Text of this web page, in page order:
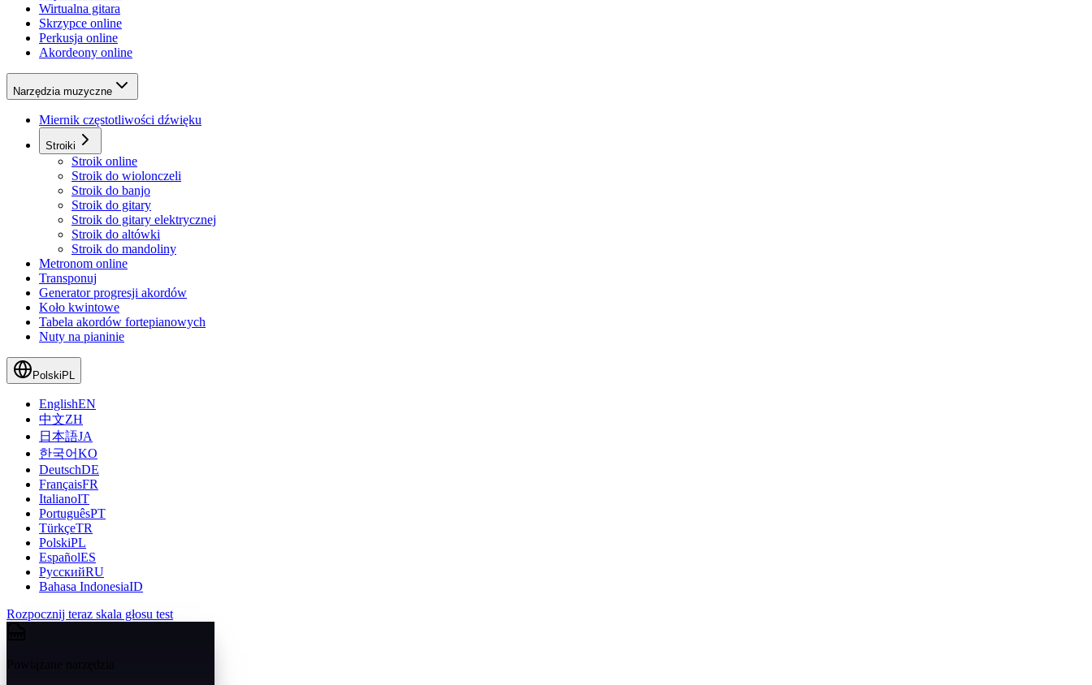
Wirtualna gitara
Skrzypce online
Perkusja online
Akordeony online
Narzędzia muzyczne
Miernik częstotliwości dźwięku
Stroiki
Stroik online
Stroik do wiolonczeli
Stroik do banjo
Stroik do gitary
Stroik do gitary elektrycznej
Stroik do altówki
Stroik do mandoliny
Metronom online
Transponuj
Generator progresji akordów
Koło kwintowe
Tabela akordów fortepianowych
Nuty na pianinie
Polski PL
EnglishEN
中文ZH
日本語JA
한국어KO
DeutschDE
FrançaisFR
ItalianoIT
PortuguêsPT
TürkçeTR
PolskiPL
EspañolES
РусскийRU
Bahasa IndonesiaID
Rozpocznij teraz skala głosu test